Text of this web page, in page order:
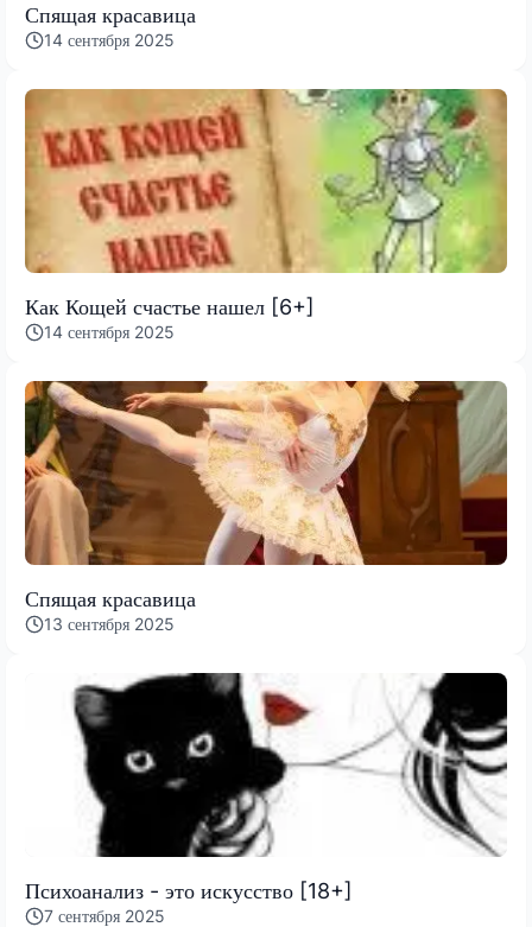
Спящая красавица
14 сентября 2025
Как Кощей счастье нашел [6+]
14 сентября 2025
Спящая красавица
13 сентября 2025
Психоанализ - это искусство [18+]
7 сентября 2025